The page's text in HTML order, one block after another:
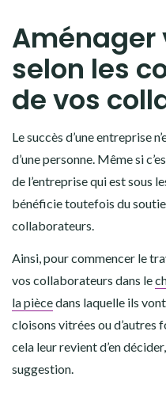
Aménager
selon les
de vos
Le succès d’une entreprise
d’une personne. Même si
de l’entreprise qui est sous
bénéficie toutefois du
collaborateurs.
Ainsi, pour commencer le
vos collaborateurs dans le
la piècedans laquelle ils
cloisons vitrées ou d’autres
cela leur revient d’en
suggestion.